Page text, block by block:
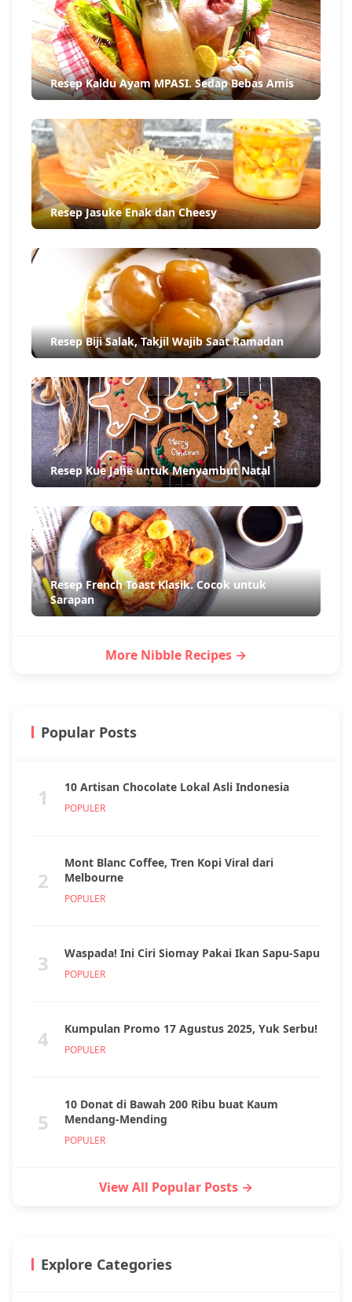
Resep Kaldu Ayam MPASI. Sedap Bebas Amis
Resep Jasuke Enak dan Cheesy
Resep Biji Salak, Takjil Wajib Saat Ramadan
Resep Kue Jahe untuk Menyambut Natal
Resep French Toast Klasik. Cocok untuk
Sarapan
More Nibble Recipes →
Popular Posts
1 10 Artisan Chocolate Lokal Asli Indonesia
POPULER
2
Mont Blanc Coffee, Tren Kopi Viral dari
Melbourne
POPULER
3 Waspada! Ini Ciri Siomay Pakai Ikan Sapu-Sapu
POPULER
4 Kumpulan Promo 17 Agustus 2025, Yuk Serbu!
POPULER
5
10 Donat di Bawah 200 Ribu buat Kaum
Mendang-Mending
POPULER
View All Popular Posts →
Explore Categories